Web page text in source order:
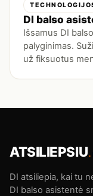
DI balso
Išsamus DI
palyginimas.
už fiksuotus
ATSILIEPSIU
DI atsiliepia, kai tu
DI balso asistentė